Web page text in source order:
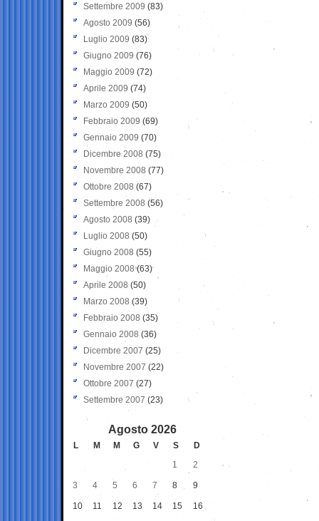
Settembre 2009 (83)
Agosto 2009 (56)
Luglio 2009 (83)
Giugno 2009 (76)
Maggio 2009 (72)
Aprile 2009 (74)
Marzo 2009 (50)
Febbraio 2009 (69)
Gennaio 2009 (70)
Dicembre 2008 (75)
Novembre 2008 (77)
Ottobre 2008 (67)
Settembre 2008 (56)
Agosto 2008 (39)
Luglio 2008 (50)
Giugno 2008 (55)
Maggio 2008(63)
Aprile 2008 (50)
Marzo 2008 (39)
Febbraio 2008 (35)
Gennaio 2008 (36)
Dicembre 2007 (25)
Novembre 2007 (22)
Ottobre 2007 (27)
Settembre 2007 (23)
Agosto 2026
L M M G V S
D
1
2
3 4 5 6 7 8 9
10 11 12 13 14 15 16